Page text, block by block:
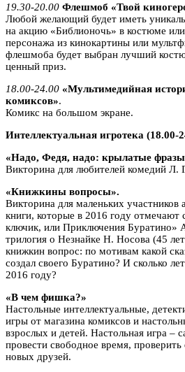
19.30-20.00 Флешмоб «Твой
Любой желающий будет иметь
на акцию «Библионочь» в костюме
персонажа из кинокартины или
флешмоба будет выбран лучший
ценный приз.
18.00-24.00 «Мультимедийная
комиксов».
Комикс на большом экране.
Интеллектуальная игротека (18.00-
«Надо, Федя, надо: крылатые фразы
Викторина для любителей комедий Л.
«Книжкины вопросы».
Викторина для маленьких
книги, которые в 2016 году отмечают
ключик, или Приключения Буратино»
трилогия о Незнайке Н. Носова (45
книжкин вопрос: по мотивам какой
создал своего Буратино? И сколько
2016 году?
«В чем фишка?»
Настольные интеллектуальные,
игры от магазина комиксов и
взрослых и детей. Настольная игра –
провести свободное время, проверить
новых друзей.